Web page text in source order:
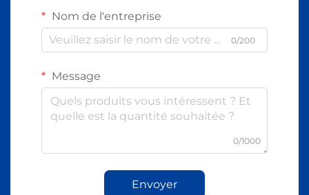
Nom de l'entreprise
0/200
Message
0/1000
Envoyer